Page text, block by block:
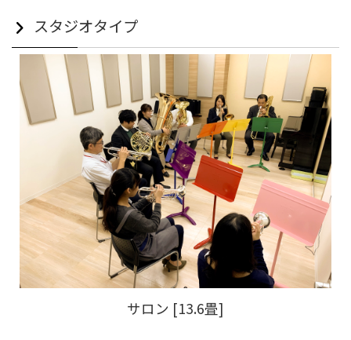
スタジオタイプ
サロン [13.6畳]